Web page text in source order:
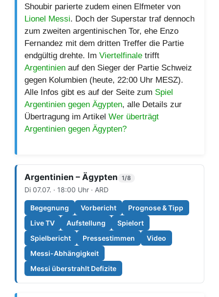
Shoubir parierte zudem einen Elfmeter von
Lionel Messi. Doch der Superstar traf dennoch
zum zweiten argentinischen Tor, ehe Enzo
Fernandez mit dem dritten Treffer die Partie
endgültig drehte. Im Viertelfinale trifft
Argentinien auf den Sieger der Partie Schweiz
gegen Kolumbien (heute, 22:00 Uhr MESZ).
Alle Infos gibt es auf der Seite zum Spiel
Argentinien gegen Ägypten, alle Details zur
Übertragung im Artikel Wer überträgt
Argentinien gegen Ägypten?
Argentinien – Ägypten 1/8
Di 07.07. · 18:00 Uhr · ARD
Begegnung Vorbericht
Prognose & Tipp
Live TV
Aufstellung
Spielort
Spielbericht
Pressestimmen
Video
Messi-Abhängigkeit
Messi überstrahlt Defizite